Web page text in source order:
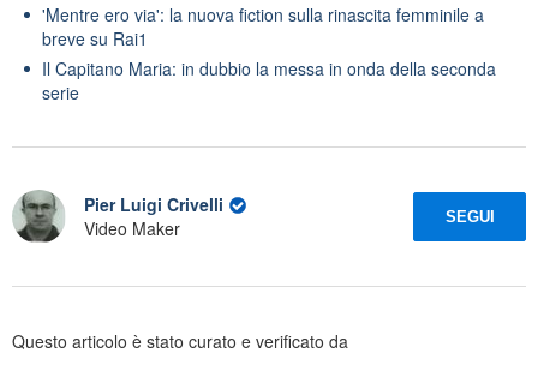
'Mentre ero via': la nuova fiction sulla rinascita femminile a
breve su Rai1
Il Capitano Maria: in dubbio la messa in onda della seconda
serie
Pier Luigi Crivelli
Video Maker
SEGUI
Questo articolo è stato curato e verificato da